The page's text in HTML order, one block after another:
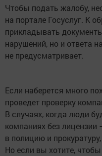
Чтобы подать жалобу,
на портале Госуслуг. К
прикладывать
нарушений, но и ответа
не предусматривает.
Если наберется много
проведет проверку
В случаях, когда люди
компаниях без
в полицию и
Но если вы хотите,